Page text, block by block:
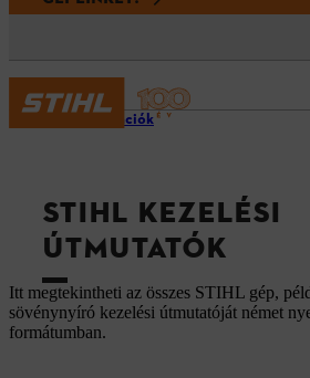
Információk
STIHL KEZELÉSI
ÚTMUTATÓK
Itt megtekintheti az összes STIHL gép,
sövénynyíró kezelési útmutatóját német
formátumban.